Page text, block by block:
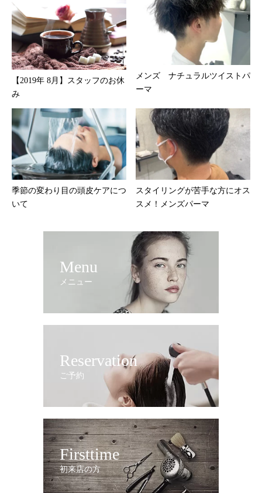
【2019年 8月】スタッフのお休
み
メンズ ナチュラルツイストパ
ーマ
季節の変わり目の頭皮ケアにつ
いて
スタイリングが苦手な方にオス
スメ！メンズパーマ
Menu
メニュー
Reservation
ご予約
Firsttime
初来店の方